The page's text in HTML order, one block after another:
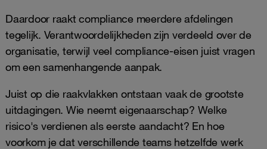
Daardoor raakt compliance meerdere afdelingen
tegelijk. Verantwoordelijkheden zijn verdeeld over de
organisatie, terwijl veel compliance-eisen juist vragen
om een samenhangende aanpak.
Juist op die raakvlakken ontstaan vaak de grootste
uitdagingen. Wie neemt eigenaarschap? Welke
risico's verdienen als eerste aandacht? En hoe
voorkom je dat verschillende teams hetzelfde werk